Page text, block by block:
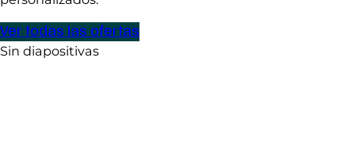
Ver todas las ofertas
Sin diapositivas